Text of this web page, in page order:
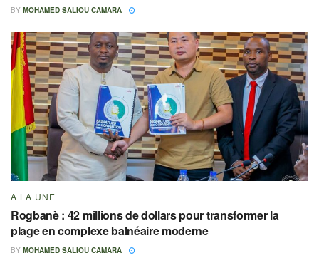
BY MOHAMED SALIOU CAMARA
A LA UNE
Rogbanè : 42 millions de dollars pour transformer la
plage en complexe balnéaire moderne
BY MOHAMED SALIOU CAMARA